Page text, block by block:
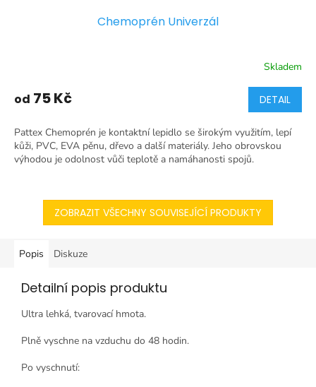
Chemoprén Univerzál
Skladem
od 75 Kč DETAIL
Pattex Chemoprén je kontaktní lepidlo se širokým využitím, lepí
kůži, PVC, EVA pěnu, dřevo a další materiály. Jeho obrovskou
výhodou je odolnost vůči teplotě a namáhanosti spojů.
ZOBRAZIT VŠECHNY SOUVISEJÍCÍ PRODUKTY
Popis Diskuze
Detailní popis produktu
Ultra lehká, tvarovací hmota.
Plně vyschne na vzduchu do 48 hodin.
Po vyschnutí: